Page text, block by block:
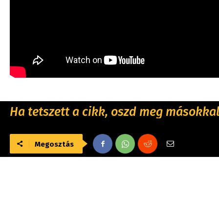
Ha tetszett a cikk, oszd meg
Megosztás